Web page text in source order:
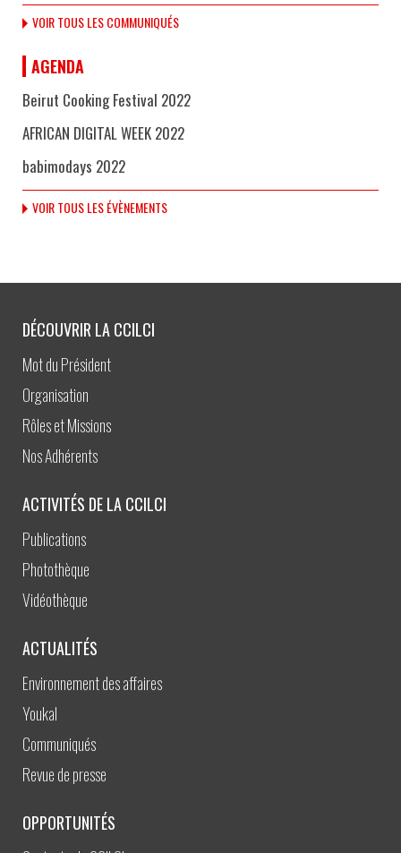
VOIR TOUS LES COMMUNIQUÉS
AGENDA
Beirut Cooking Festival 2022
AFRICAN DIGITAL WEEK 2022
babimodays 2022
VOIR TOUS LES ÉVÈNEMENTS
DÉCOUVRIR LA CCILCI
Mot du Président
Organisation
Rôles et Missions
Nos Adhérents
ACTIVITÉS DE LA CCILCI
Publications
Photothèque
Vidéothèque
ACTUALITÉS
Environnement des affaires
Youkal
Communiqués
Revue de presse
OPPORTUNITÉS